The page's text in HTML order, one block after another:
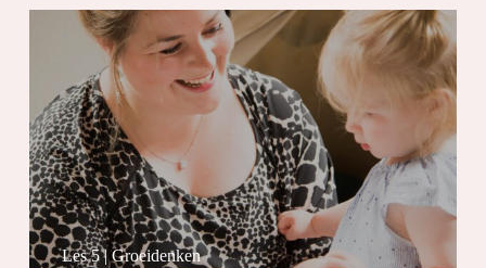
Les 5 | Groeidenken